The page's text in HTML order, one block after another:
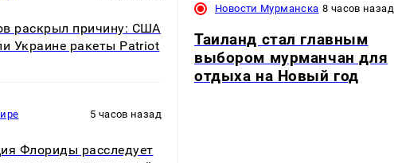
раскрыл причину: США
Украине ракеты Patriot
5 часов назад
Флориды расследует
Новости Мурманска 8 часов назад
Таиланд стал главным
выбором мурманчан для
отдыха на Новый год